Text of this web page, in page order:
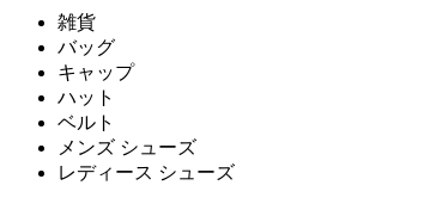
雑貨
バッグ
キャップ
ハット
ベルト
メンズ シューズ
レディース シューズ